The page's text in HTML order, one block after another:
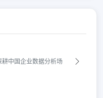
耕中国企业数据分析场